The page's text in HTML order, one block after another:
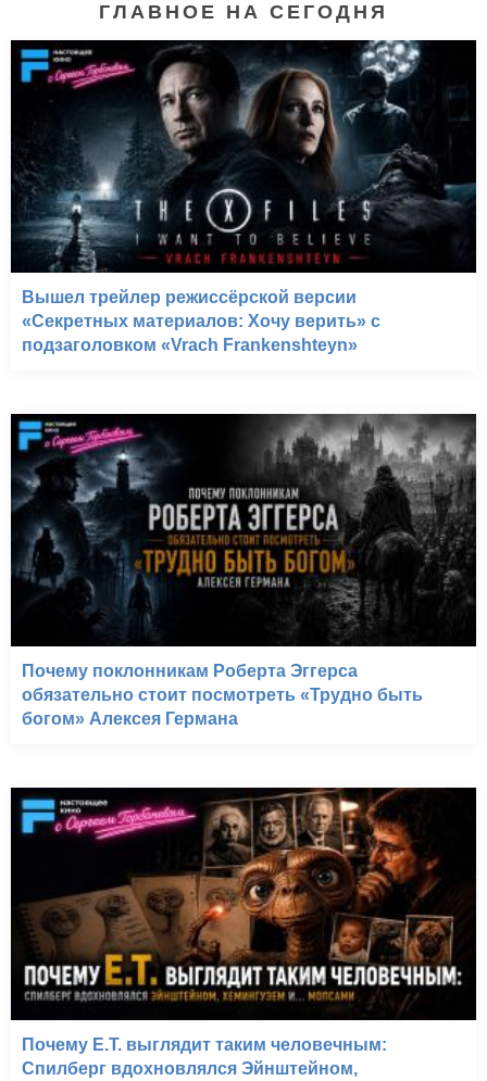
ГЛАВНОЕ НА СЕГОДНЯ
Вышел трейлер режиссёрской версии
«Секретных материалов: Хочу верить» с
подзаголовком «Vrach Frankenshteyn»
Почему поклонникам Роберта Эггерса
обязательно стоит посмотреть «Трудно быть
богом» Алексея Германа
Почему E.T. выглядит таким человечным:
Спилберг вдохновлялся Эйнштейном,